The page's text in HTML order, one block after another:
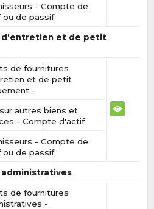
- Compte de
ou de passif
d'entretien et de petit
de fournitures
et de petit
-
autres biens et
- Compte d'actif
- Compte de
ou de passif
de fournitures
-